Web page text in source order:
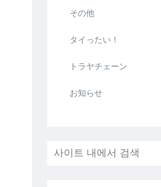
その他
タイったい！
トラヤチェーン
お知らせ